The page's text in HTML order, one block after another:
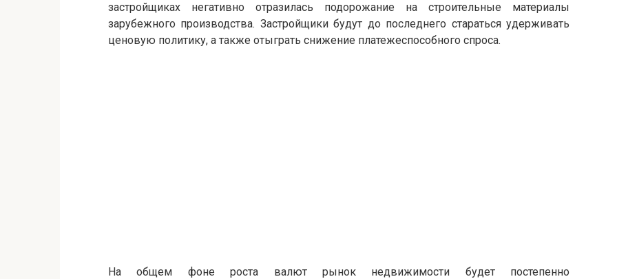
застройщиках негативно отразилась подорожание на строительные материалы
зарубежного производства. Застройщики будут до последнего стараться удерживать
ценовую политику, а также отыграть снижение платежеспособного спроса.
На общем фоне роста валют рынок недвижимости будет постепенно